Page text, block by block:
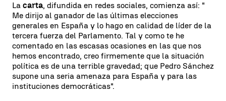
La carta, difundida en redes sociales, comienza así: "
Me dirijo al ganador de las últimas elecciones
generales en España y lo hago en calidad de líder de la
tercera fuerza del Parlamento. Tal y como te he
comentado en las escasas ocasiones en las que nos
hemos encontrado, creo firmemente que la situación
política es de una terrible gravedad; que Pedro Sánchez
supone una seria amenaza para España y para las
instituciones democráticas".